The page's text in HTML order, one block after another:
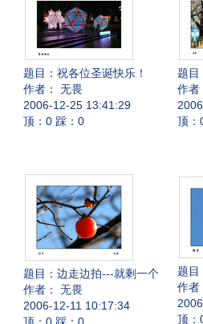
题目： 祝各位圣诞快乐！
作者： 无畏
2006-12-25 13:41:29
顶：0 踩：0
题目
作者
顶：
题目： 边走边拍---就剩一个
作者： 无畏
2006-12-11 10:17:34
题目
作者
顶：